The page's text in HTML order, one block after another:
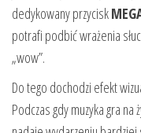
dedykowany przycisk
potrafi podbić wrażenia
„wow”.
Do tego dochodzi efekt
Podczas gdy muzyka gra